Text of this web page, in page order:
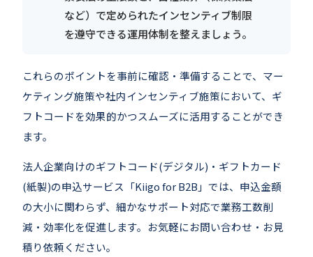
など）で定められたインセンティブ制限
を遵守できる運用体制を整えましょう。
これらのポイントを事前に確認・準備することで、マー
ケティング施策や社内インセンティブ施策において、ギ
フトコードを効果的かつスムーズに活用することができ
ます。
法人企業向けのギフトコード(デジタル)・ギフトカード
(紙製)の申込サービス「Kiigo for B2B」では、申込金額
の大小に関わらず、細かなサポート対応で業務工数削
減・効率化を促進します。お気軽にお問い合わせ・お見
積り依頼ください。